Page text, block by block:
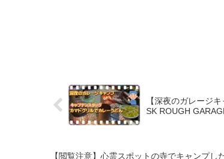
【深夜のガレージ
SK ROUGH
【閲覧注意】心霊スポットの寺でキャンプし